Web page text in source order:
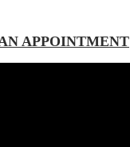
APPOINTMENT